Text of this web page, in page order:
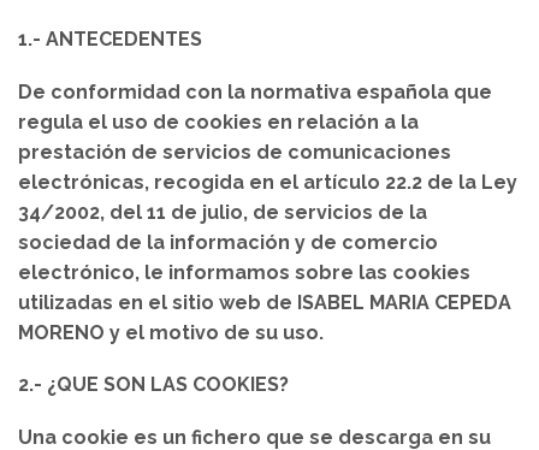
1.- ANTECEDENTES
De conformidad con la normativa española que
regula el uso de cookies en relación a la
prestación de servicios de comunicaciones
electrónicas, recogida en el artículo 22.2 de la Ley
34/2002, del 11 de julio, de servicios de la
sociedad de la información y de comercio
electrónico, le informamos sobre las cookies
utilizadas en el sitio web de ISABEL MARIA CEPEDA
MORENO y el motivo de su uso.
2.- ¿QUE SON LAS COOKIES?
Una cookie es un fichero que se descarga en su